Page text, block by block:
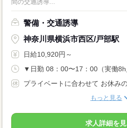
間の交通誘導...
警備・交通誘導
神奈川県横浜市西区/戸部駅
日給10,920円～
▼日勤 08：00〜17：00（実働8h
プライベートに合わせて お休み
もっと見る
求人詳細を